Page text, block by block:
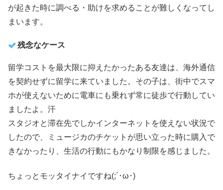
が起きた時に調べる・助けを求めることが難しくなってし
まいます。
残念なケース
留学コストを最大限に抑えたかったある友達は、海外通信
を契約せずに留学に来ていました。その子は、街中でスマ
ホが使えないために電車にも乗れず常に徒歩で行動してい
ましたよ。汗
スタジオと滞在先でしかインターネットを使えない状況で
したので、ミュージカのチケットが思い立った時に購入で
きなかったり、生活の行動にもかなり制限を感じました。
ちょっとモッタイナイですね(;´･ω･)